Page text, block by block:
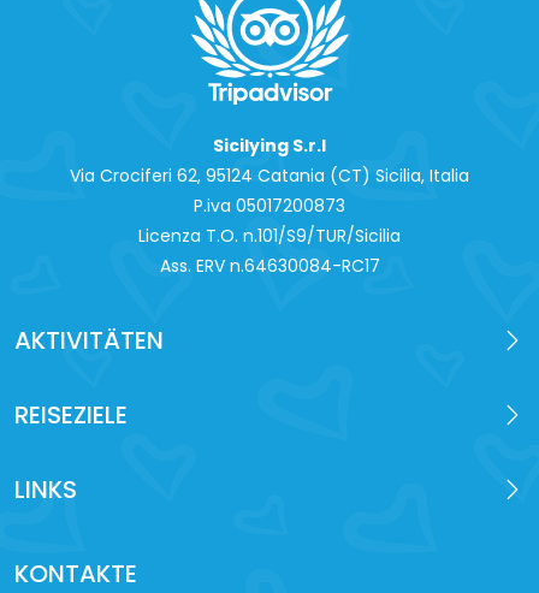
Sicilying S.r.l
Via Crociferi 62, 95124 Catania (CT) Sicilia, Italia
P.iva 0‍5017200873
Licenza T.O. n.101/S9/TUR/Sicilia
Ass. ERV n.64630084-RC17
AKTIVITÄTEN
REISEZIELE
LINKS
KONTAKTE